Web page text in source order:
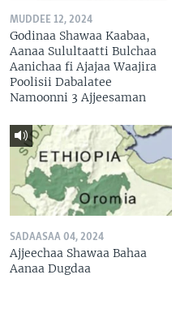
MUDDEE 12, 2024
Godinaa Shawaa Kaabaa,
Aanaa Sulultaatti Bulchaa
Aanichaa fi Ajajaa Waajira
Poolisii Dabalatee
Namoonni 3 Ajjeesaman
SADAASAA 04, 2024
Ajjeechaa Shawaa Bahaa
Aanaa Dugdaa